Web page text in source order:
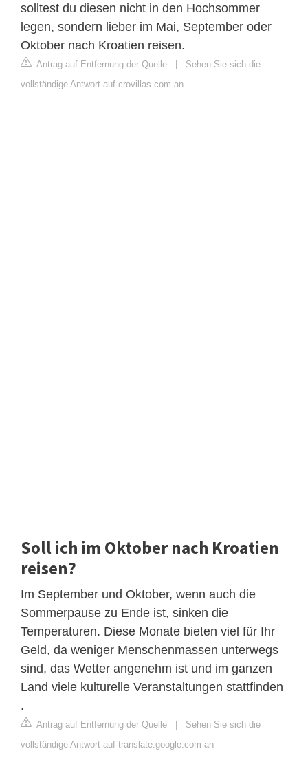
solltest du diesen nicht in den Hochsommer
legen, sondern lieber im Mai, September oder
Oktober nach Kroatien reisen.
Antrag auf Entfernung der Quelle | Sehen Sie sich die
vollständige Antwort auf crovillas.com an
Soll ich im Oktober nach Kroatien
reisen?
Im September und Oktober, wenn auch die
Sommerpause zu Ende ist, sinken die
Temperaturen. Diese Monate bieten viel für Ihr
Geld, da weniger Menschenmassen unterwegs
sind, das Wetter angenehm ist und im ganzen
Land viele kulturelle Veranstaltungen stattfinden
.
Antrag auf Entfernung der Quelle | Sehen Sie sich die
vollständige Antwort auf translate.google.com an